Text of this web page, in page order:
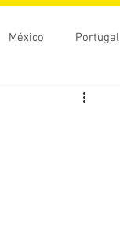
México Portugal